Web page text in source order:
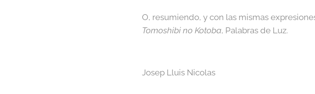
O, resumiendo, y con las mismas
Tomoshibi no Kotoba, Palabras de Luz.
Josep Lluis Nicolas